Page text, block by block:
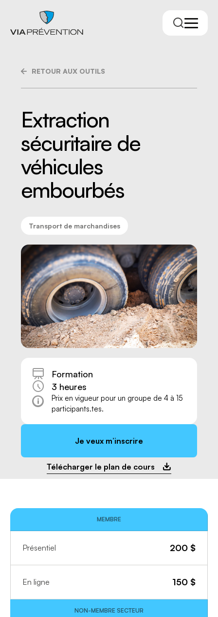
Trouver votre conseiller.ère
Nous joindre
MEMBRE
Présentiel 200$
En ligne 150$
NON-MEMBRE SECTEUR
RETOUR AUX OUTILS
Extraction
sécuritaire de
véhicules
embourbés
Transport de marchandises
Formation
3 heures
Prix en vigueur pour un groupe de 4 à 15
participants.tes.
Je veux m’inscrire
Télécharger le plan de cours